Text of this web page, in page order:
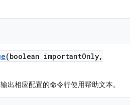
(boolean importantOnly,
出相应配置的命令行使用帮助文本。